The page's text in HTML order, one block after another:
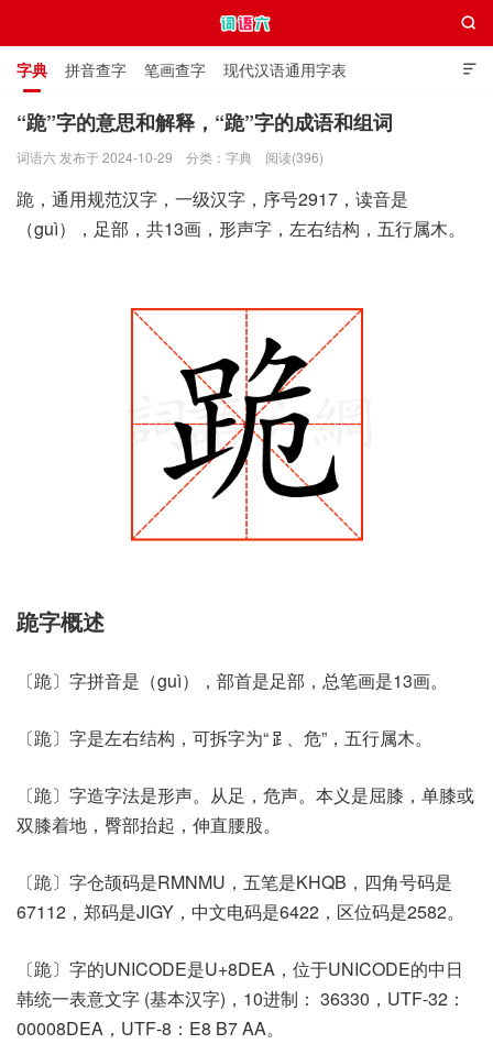

字典 拼音查字 笔画查字 现代汉语通用字表
通用规范汉字表 叠字大全 独体字大全 极简英语词典

“跪”字的意思和解释，“跪”字的成语和组词
词语六 发布于 2024-10-29 分类： 字典 阅读(396)
跪，通用规范汉字，一级汉字，序号2917，读音是
（guì），足部，共13画，形声字，左右结构，五行属木。
跪字概述
〔跪〕字拼音是（guì），部首是足部，总笔画是13画。
〔跪〕字是左右结构，可拆字为“𧾷、危”，五行属木。
〔跪〕字造字法是形声。从足，危声。本义是屈膝，单膝或
双膝着地，臀部抬起，伸直腰股。
〔跪〕字仓颉码是RMNMU，五笔是KHQB，四角号码是
67112，郑码是JIGY，中文电码是6422，区位码是2582。
〔跪〕字的UNICODE是U+8DEA，位于UNICODE的中日
韩统一表意文字 (基本汉字)，10进制： 36330，UTF-32：
00008DEA，UTF-8：E8 B7 AA。